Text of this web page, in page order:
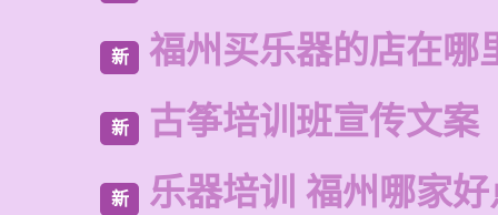
新 福州买乐器的店在哪
新 古筝培训班宣传文案
新 乐器培训 福州哪家